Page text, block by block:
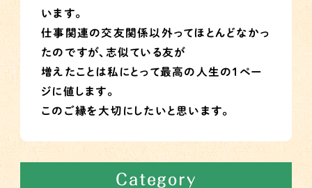
います。
仕事関連の交友関係以外ってほとんどなかっ
たのですが、志似ている友が
増えたことは私にとって最高の人生の1ペー
ジに値します。
このご縁を大切にしたいと思います。
Category